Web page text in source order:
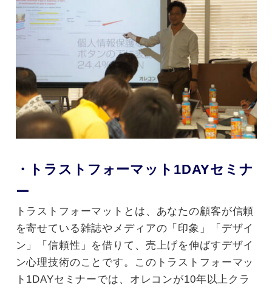
・トラストフォーマット1DAYセミナ
ー
トラストフォーマットとは、 あなたの顧客が信頼
を寄せている雑誌やメディアの「印象」「デザイ
ン」「信頼性」を借りて、売上げを伸ばすデザイ
ン心理技術のことです。このトラストフォーマッ
ト1DAYセミナーでは、オレコンが10年以上クラ